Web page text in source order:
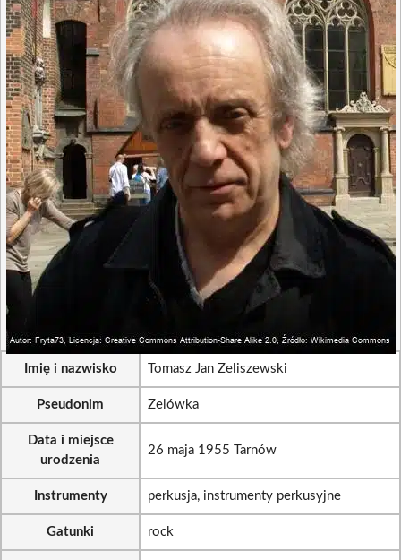
Imię i nazwisko Tomasz Jan Zeliszewski
Pseudonim Zelówka
Data i miejsce
urodzenia
26 maja 1955 Tarnów
Instrumenty perkusja, instrumenty perkusyjne
Gatunki rock